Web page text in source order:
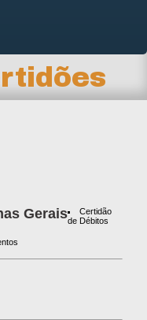
Gerais
Certidão
de Débitos